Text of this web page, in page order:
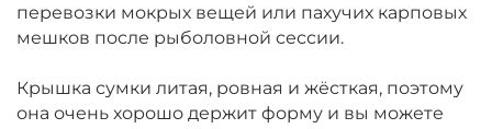
перевозки мокрых вещей или пахучих карповых
мешков после рыболовной сессии.
Крышка сумки литая, ровная и жёсткая, поэтому
она очень хорошо держит форму и вы можете